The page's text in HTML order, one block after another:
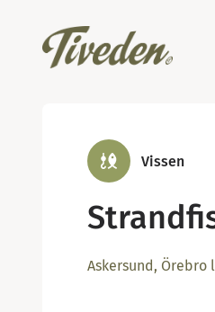
Vissen
Askersund, Örebro